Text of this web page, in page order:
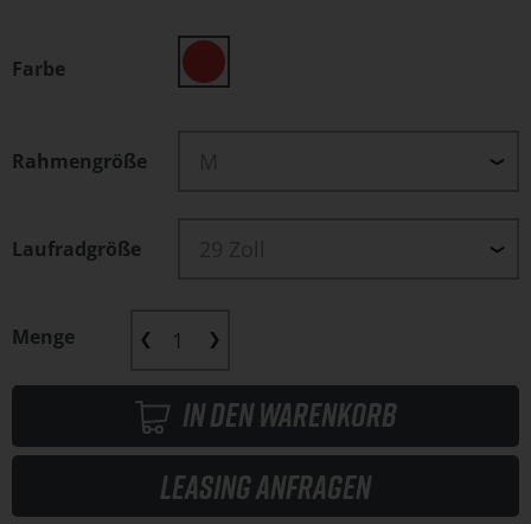
Farbe
Rahmengröße
Laufradgröße
Menge
In den Warenkorb
Leasing anfragen